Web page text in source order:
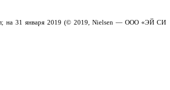
на 31 января 2019 (© 2019, Nielsen — ООО «ЭЙ СИ